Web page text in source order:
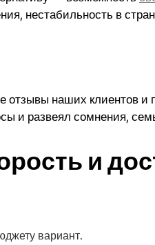
нестабильность в
наших клиентов и
и развеял сомнения,
и
вариант.